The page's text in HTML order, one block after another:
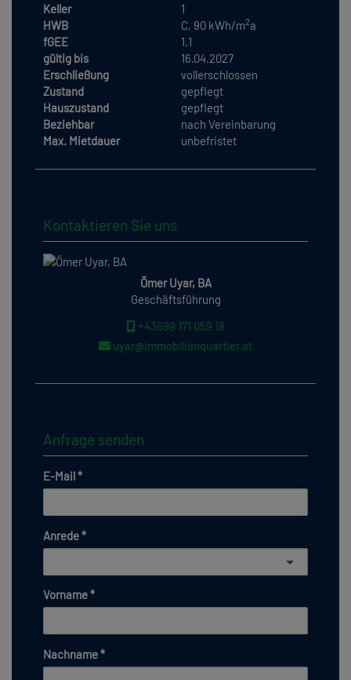
Keller
1
HWB
C, 90 kWh/m2a
fGEE
1,1
gültig bis
16.04.2027
Erschließung
vollerschlossen
Zustand
gepflegt
Hauszustand
gepflegt
Beziehbar
nach Vereinbarung
Max. Mietdauer
unbefristet
Kontaktieren Sie uns
Ömer Uyar, BA
Geschäftsführung
+43699 171 059 18
uyar@immobilienquartier.at
Anfrage senden
E-Mail
Anrede
Vorname
Nachname